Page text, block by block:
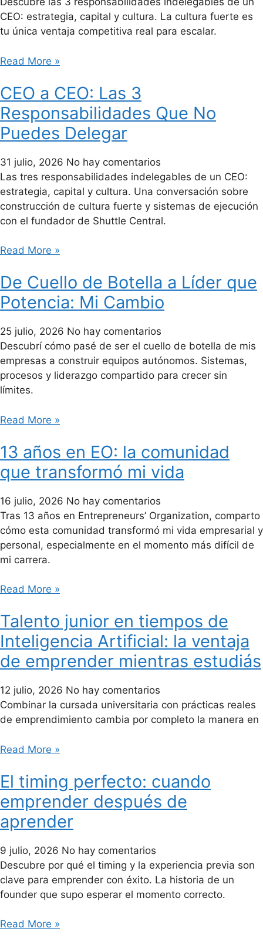
CEO: estrategia, capital y cultura. La cultura fuerte es
tu única ventaja competitiva real para escalar.
Read More »
CEO a CEO: Las 3
Responsabilidades Que No
Puedes Delegar
31 julio, 2026 No hay comentarios
Las tres responsabilidades indelegables de un CEO:
estrategia, capital y cultura. Una conversación sobre
construcción de cultura fuerte y sistemas de ejecución
con el fundador de Shuttle Central.
Read More »
De Cuello de Botella a Líder que
Potencia: Mi Cambio
25 julio, 2026 No hay comentarios
Descubrí cómo pasé de ser el cuello de botella de mis
empresas a construir equipos autónomos. Sistemas,
procesos y liderazgo compartido para crecer sin
límites.
Read More »
13 años en EO: la comunidad
que transformó mi vida
16 julio, 2026 No hay comentarios
Tras 13 años en Entrepreneurs’ Organization, comparto
cómo esta comunidad transformó mi vida empresarial y
personal, especialmente en el momento más difícil de
mi carrera.
Read More »
Talento junior en tiempos de
Inteligencia Artificial: la ventaja
de emprender mientras estudiás
12 julio, 2026 No hay comentarios
Combinar la cursada universitaria con prácticas reales
de emprendimiento cambia por completo la manera en
Read More »
El timing perfecto: cuando
emprender después de
aprender
9 julio, 2026 No hay comentarios
Descubre por qué el timing y la experiencia previa son
clave para emprender con éxito. La historia de un
founder que supo esperar el momento correcto.
Read More »